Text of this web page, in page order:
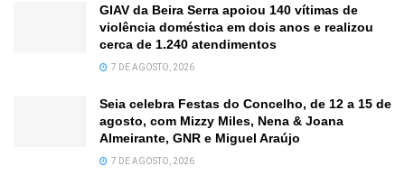
GIAV da Beira Serra apoiou 140 vítimas de
violência doméstica em dois anos e realizou
cerca de 1.240 atendimentos
7 DE AGOSTO, 2026
Seia celebra Festas do Concelho, de 12 a 15 de
agosto, com Mizzy Miles, Nena & Joana
Almeirante, GNR e Miguel Araújo
7 DE AGOSTO, 2026